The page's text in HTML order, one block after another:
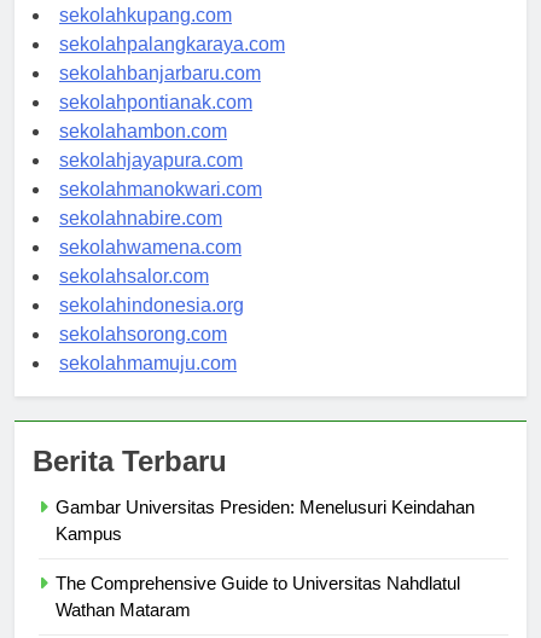
sekolahmanado.com
sekolahkupang.com
sekolahpalangkaraya.com
sekolahbanjarbaru.com
sekolahpontianak.com
sekolahambon.com
sekolahjayapura.com
sekolahmanokwari.com
sekolahnabire.com
sekolahwamena.com
sekolahsalor.com
sekolahindonesia.org
sekolahsorong.com
Gambar Universitas Presiden: Menelusuri Keindahan
The Comprehensive Guide to Universitas Nahdlatul